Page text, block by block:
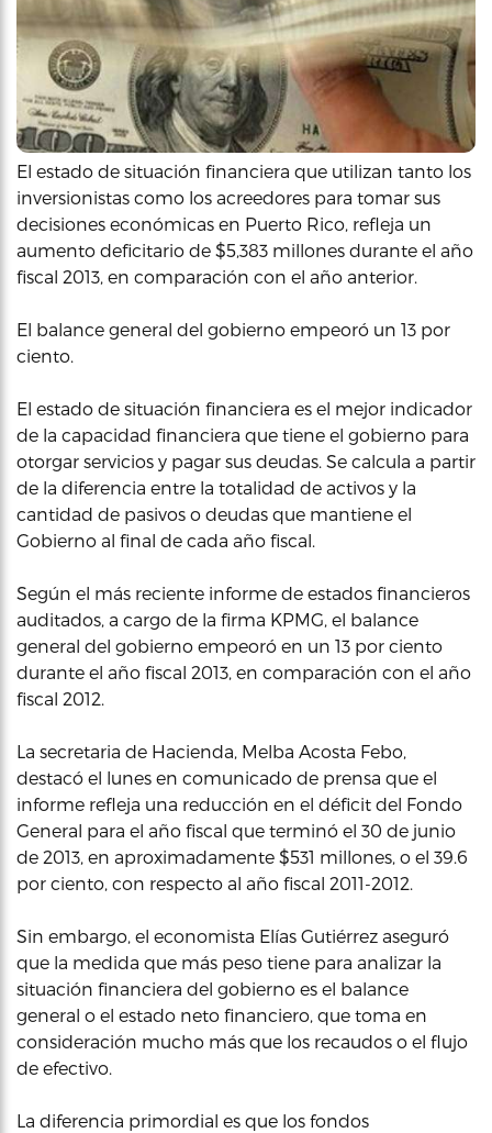
El estado de situación financiera que utilizan tanto los
inversionistas como los acreedores para tomar sus
decisiones económicas en Puerto Rico, refleja un
aumento deficitario de $5,383 millones durante el año
fiscal 2013, en comparación con el año anterior.
El balance general del gobierno empeoró un 13 por
ciento.
El estado de situación financiera es el mejor indicador
de la capacidad financiera que tiene el gobierno para
otorgar servicios y pagar sus deudas. Se calcula a partir
de la diferencia entre la totalidad de activos y la
cantidad de pasivos o deudas que mantiene el
Gobierno al final de cada año fiscal.
Según el más reciente informe de estados financieros
auditados, a cargo de la firma KPMG, el balance
general del gobierno empeoró en un 13 por ciento
durante el año fiscal 2013, en comparación con el año
fiscal 2012.
La secretaria de Hacienda, Melba Acosta Febo,
destacó el lunes en comunicado de prensa que el
informe refleja una reducción en el déficit del Fondo
General para el año fiscal que terminó el 30 de junio
de 2013, en aproximadamente $531 millones, o el 39.6
por ciento, con respecto al año fiscal 2011-2012.
Sin embargo, el economista Elías Gutiérrez aseguró
que la medida que más peso tiene para analizar la
situación financiera del gobierno es el balance
general o el estado neto financiero, que toma en
consideración mucho más que los recaudos o el flujo
de efectivo.
La diferencia primordial es que los fondos